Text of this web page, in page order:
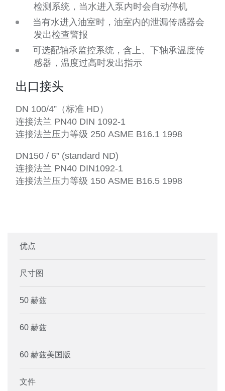
检测系统，当水进入泵内时会自动停机
当有水进入油室时，油室内的泄漏传感器会
发出检查警报
可选配轴承监控系统，含上、下轴承温度传
感器，温度过高时发出指示
出口接头
DN 100/4”（标准 HD）
连接法兰 PN40 DIN 1092-1
连接法兰压力等级 250 ASME B16.1 1998
DN150 / 6” (standard ND)
连接法兰 PN40 DIN1092-1
连接法兰压力等级 150 ASME B16.5 1998
优点
尺寸图
50 赫兹
60 赫兹
60 赫兹美国版
文件